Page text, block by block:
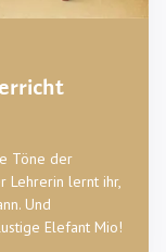
Töne der
Lehrerin lernt ihr,
Und
Elefant Mio!